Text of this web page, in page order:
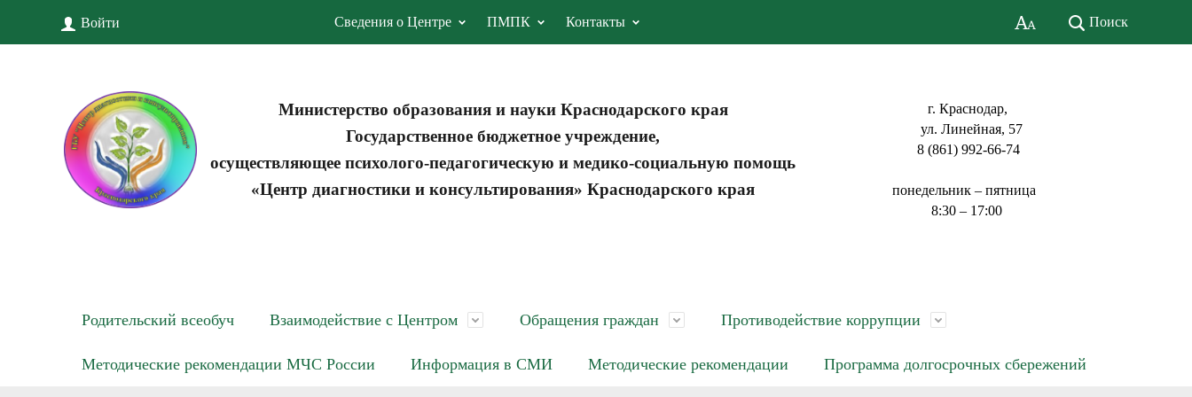
Войти Сведения о Центре ПМПК Контакты Поиск
Министерство образования и науки Краснодарского края
Государственное бюджетное учреждение,
осуществляющее психолого-педагогическую и медико-социальную помощь
«Центр диагностики и консультирования» Краснодарского края
г. Краснодар,
ул. Линейная, 57
8 (861) 992-66-74
понедельник – пятница
8:30 – 17:00
Родительский всеобуч Взаимодействие с Центром Обращения граждан Противодействие коррупции
Методические рекомендации МЧС России Информация в СМИ Методические рекомендации Программа долгосрочных сбережений